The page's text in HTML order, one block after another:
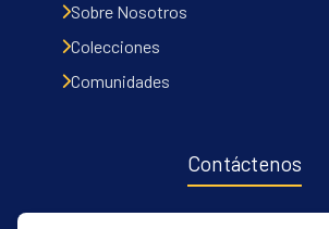
Sobre Nosotros
Colecciones
Comunidades
Contáctenos